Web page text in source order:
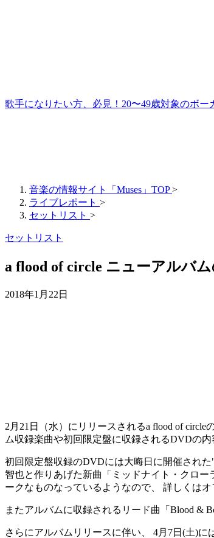
歌手になりたい方、必見！20〜49歳対象のボー
音楽の情報サイト「Muses」TOP >
ライブレポート >
セットリスト >
セットリスト
a flood of circle ニューアルバ
2018年1月22日
2月21日（水）にリリースされるa flood of
ム収録楽曲や初回限定盤に収録されるDVDの
初回限定盤収録のDVDには大晦日に開催された
智也と作りあげた新曲「ミッドナイト・クロ
ークなものなっているようなので、 詳しくは
またアルバムに収録されるリード曲「Blood &
さらにアルバムリリースに伴い、 4月7日(土)